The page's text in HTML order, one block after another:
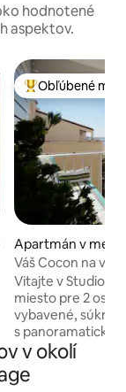
hodnotené
aspektov.
4,97 z
Najobľúbenejšie
Obľúbené
Apartmán v
Váš Cocon na vás
klimatizáciou a
Vitajte v Studio
miesto pre 2
vybavené,
s
soľné panvy a
dediny, 10 minút
chôdze na pláž
v okolí